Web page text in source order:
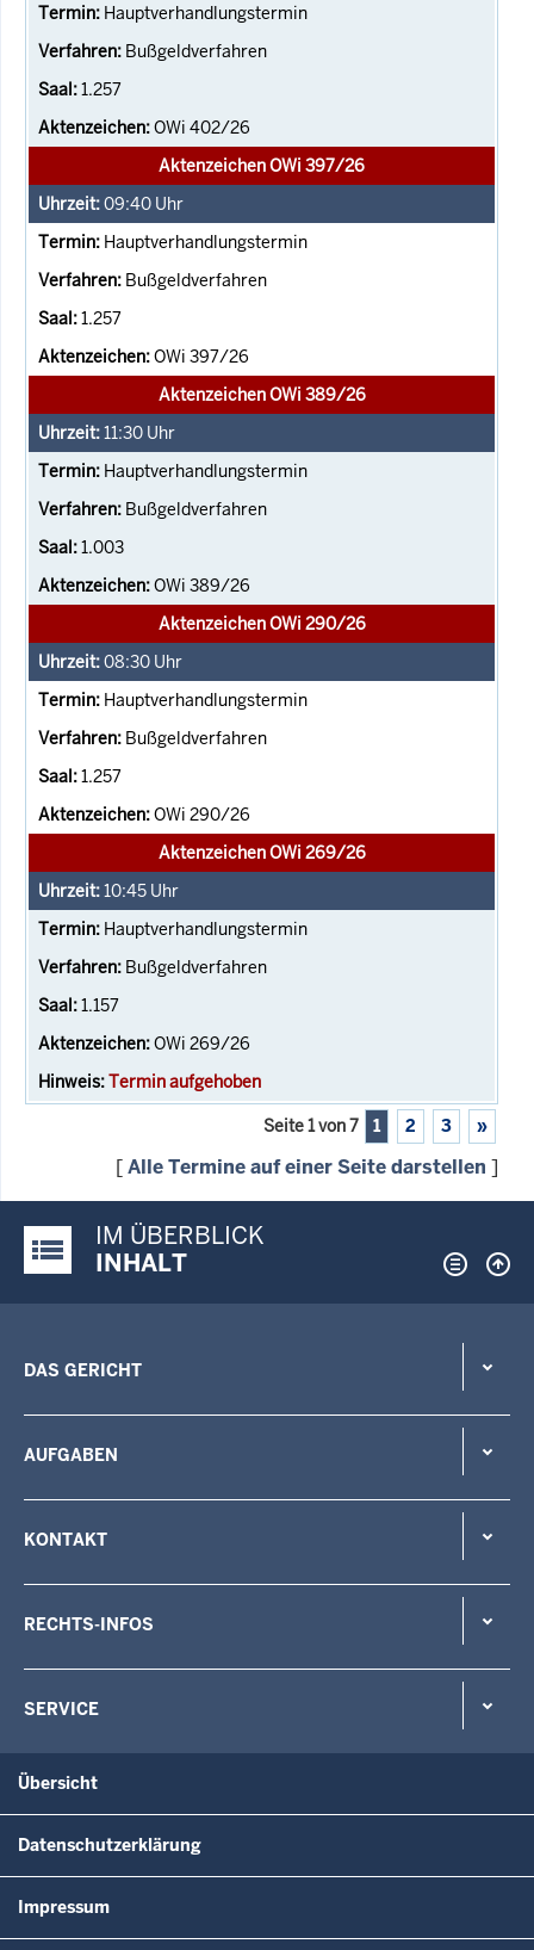
Hauptverhandlungstermin
Bußgeldverfahren
1.257
OWi 402/26
Aktenzeichen OWi 397/26
09:40 Uhr
Hauptverhandlungstermin
Bußgeldverfahren
1.257
OWi 397/26
Aktenzeichen OWi 389/26
11:30 Uhr
Hauptverhandlungstermin
Bußgeldverfahren
1.003
OWi 389/26
Aktenzeichen OWi 290/26
08:30 Uhr
Hauptverhandlungstermin
Bußgeldverfahren
1.257
OWi 290/26
Aktenzeichen OWi 269/26
10:45 Uhr
Hauptverhandlungstermin
Bußgeldverfahren
1.157
OWi 269/26
Termin aufgehoben
Seite 1 von 7 1 2 3 »
[Alle Termine auf einer Seite darstellen ]
Justiz-Portal im Überblick:
IM ÜBERBLICK
INHALT
DAS GERICHT
AUFGABEN
KONTAKT
RECHTS-INFOS
SERVICE
Übersicht
Datenschutzerklärung
Impressum